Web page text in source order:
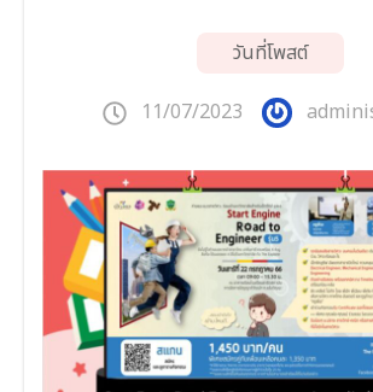
วันที่โพสต์
11/07/2023